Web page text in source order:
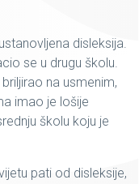
disleksija.
se u drugu školu.
na usmenim,
imao je lošije
školu koju je
pati od disleksije,